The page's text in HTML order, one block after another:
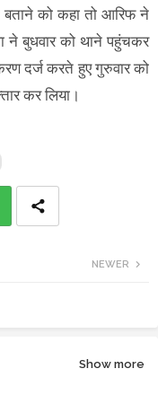
को कहा तो आरिफ ने
ने बुधवार को थाने पहुंचकर
दर्ज करते हुए गुरुवार को
कर लिया।
NEWER
Show more